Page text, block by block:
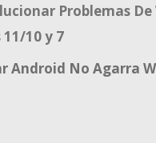
Problemas De
10 y 7
Android No Agarra